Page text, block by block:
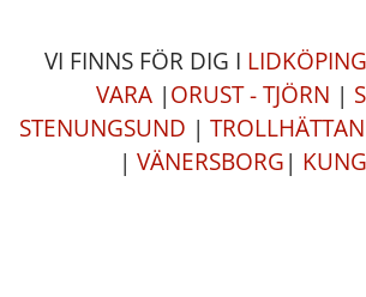
VI FINNS FÖR DIG I
VARA |ORUST - TJÖRN |
STENUNGSUND | TROLLHÄTTAN
| VÄNERSBORG|